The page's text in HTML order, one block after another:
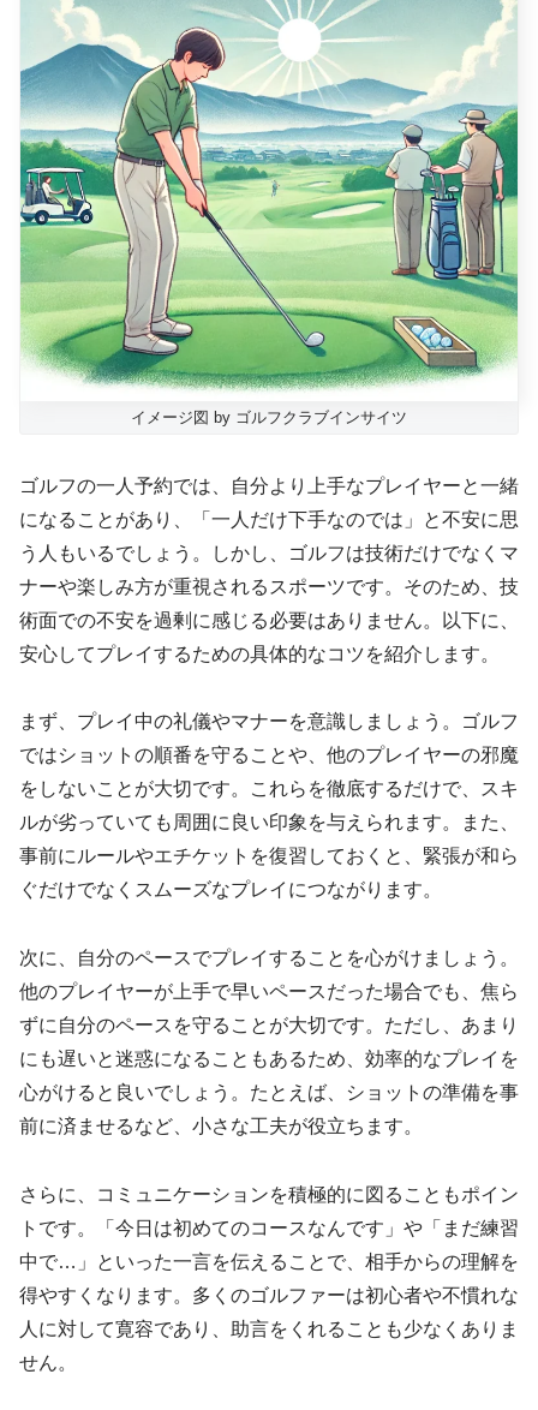
イメージ図 by ゴルフクラブインサイツ
ゴルフの一人予約では、自分より上手なプレイヤーと一緒
になることがあり、「一人だけ下手なのでは」と不安に思
う人もいるでしょう。しかし、ゴルフは技術だけでなくマ
ナーや楽しみ方が重視されるスポーツです。そのため、技
術面での不安を過剰に感じる必要はありません。以下に、
安心してプレイするための具体的なコツを紹介します。
まず、プレイ中の礼儀やマナーを意識しましょう。ゴルフ
ではショットの順番を守ることや、他のプレイヤーの邪魔
をしないことが大切です。これらを徹底するだけで、スキ
ルが劣っていても周囲に良い印象を与えられます。また、
事前にルールやエチケットを復習しておくと、緊張が和ら
ぐだけでなくスムーズなプレイにつながります。
次に、自分のペースでプレイすることを心がけましょう。
他のプレイヤーが上手で早いペースだった場合でも、焦ら
ずに自分のペースを守ることが大切です。ただし、あまり
にも遅いと迷惑になることもあるため、効率的なプレイを
心がけると良いでしょう。たとえば、ショットの準備を事
前に済ませるなど、小さな工夫が役立ちます。
さらに、コミュニケーションを積極的に図ることもポイン
トです。「今日は初めてのコースなんです」や「まだ練習
中で…」といった一言を伝えることで、相手からの理解を
得やすくなります。多くのゴルファーは初心者や不慣れな
人に対して寛容であり、助言をくれることも少なくありま
せん。